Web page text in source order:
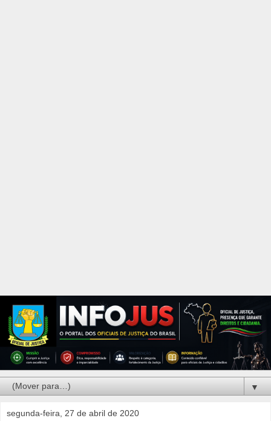
▼
segunda-feira, 27 de abril de 2020